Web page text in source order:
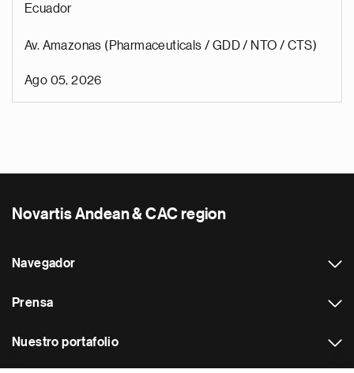
Ecuador
Av. Amazonas (Pharmaceuticals / GDD / NTO / CTS)
Ago 05, 2026
Novartis Andean & CAC region
Navegador
Prensa
Nuestro portafolio